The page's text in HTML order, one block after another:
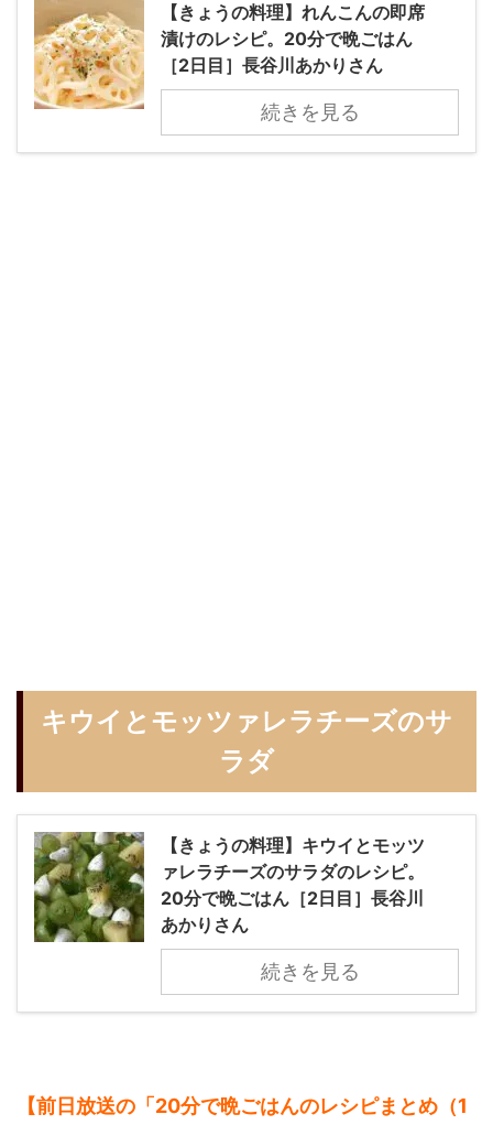
【きょうの料理】れんこんの即席
漬けのレシピ。20分で晩ごはん
［2日目］長谷川あかりさん
続きを見る
キウイとモッツァレラチーズのサ
ラダ
【きょうの料理】キウイとモッツ
ァレラチーズのサラダのレシピ。
20分で晩ごはん［2日目］長谷川
あかりさん
続きを見る
【前日放送の「20分で晩ごはんのレシピまとめ（1